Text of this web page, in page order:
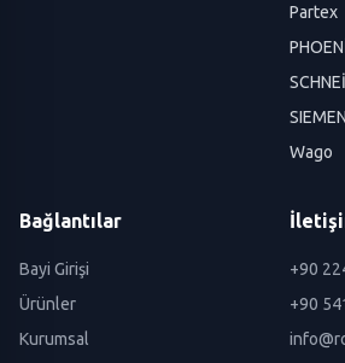
Partex
Wago
Bağlantılar
Bayi Girişi
Ürünler
Kurumsal
+90
+90